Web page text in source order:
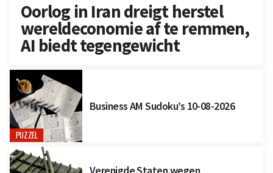
Oorlog in Iran dreigt herstel
wereldeconomie af te remmen,
AI biedt tegengewicht
PUZZEL
Business AM Sudoku’s 10-08-2026
Verenigde Staten wegen